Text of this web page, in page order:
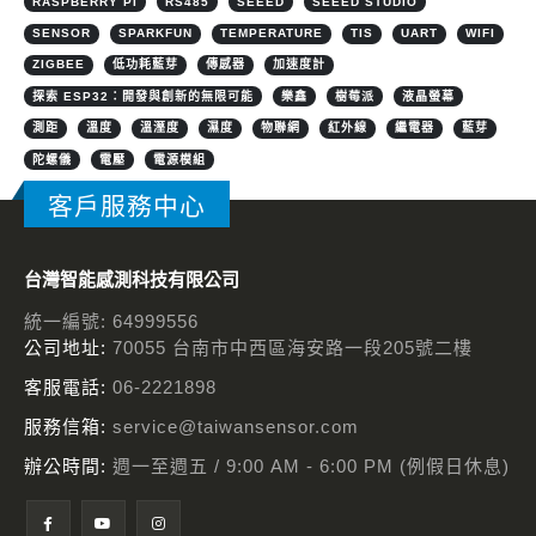
SENSOR SPARKFUN TEMPERATURE TIS UART WIFI
ZIGBEE 低功耗藍芽 傳感器 加速度計
探索 ESP32：開發與創新的無限可能 樂鑫 樹莓派 液晶螢幕
測距 溫度 溫溼度 濕度 物聯網 紅外線 繼電器 藍芽
陀螺儀 電壓 電源模組
客戶服務中心
台灣智能感測科技有限公司
統一編號: 64999556
公司地址: 70055 台南市中西區海安路一段205號二樓
客服電話: 06-2221898
服務信箱: service@taiwansensor.com
辦公時間: 週一至週五 / 9:00 AM - 6:00 PM (例假日休息)